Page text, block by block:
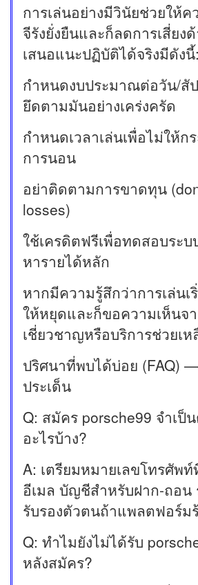
การเล่นอย่างมีวินัยช่วยให้ค
จีรังยั่งยืนและก็ลดการเสี่ยง
เสนอแนะปฏิบัติได้จริงมีดังนี้:
กำหนดงบประมาณต่อวัน/สั
ยึดตามมันอย่างเคร่งครัด
กำหนดเวลาเล่นเพื่อไม่ให้ก
การนอน
อย่าติดตามการขาดทุน
losses)
ใช้เครดิตฟรีเพื่อทดสอบระ
หารายได้หลัก
หากมีความรู้สึกว่าการเล่น
ให้หยุดและก็ขอความเห็นจ
เชี่ยวชาญหรือบริการช่วยเห
ปริศนาที่พบได้บ่อย (FAQ)
ประเด็น
Q: สมัคร porsche99 จำเป็
อะไรบ้าง?
A: เตรียมหมายเลขโทรศัพท์
อีเมล บัญชีสำหรับฝาก-ถอน
รับรองตัวตนถ้าแพลตฟอร์ม
Q: ทำไมยังไม่ได้รับ
หลังสมัคร?